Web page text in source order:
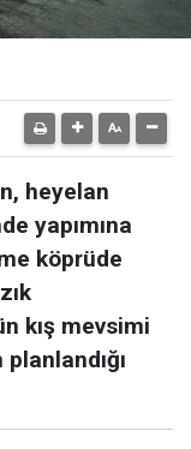
heyelan
yapımına
köprüde
kış mevsimi